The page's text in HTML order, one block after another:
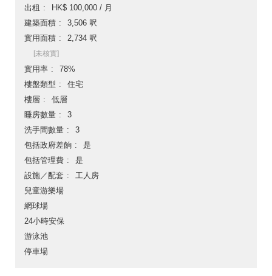
出租
HK$ 100,000 / 月
建築面積
3,506 呎
實用面積
2,734 呎
[未核實]
實用率
78%
樓盤類型
住宅
樓層
低層
睡房數量
3
洗手間數量
3
包括政府差餉
是
包括管理費
是
設施／配套
工人房
兒童游樂場
網球場
24小時安保
游泳池
停車場